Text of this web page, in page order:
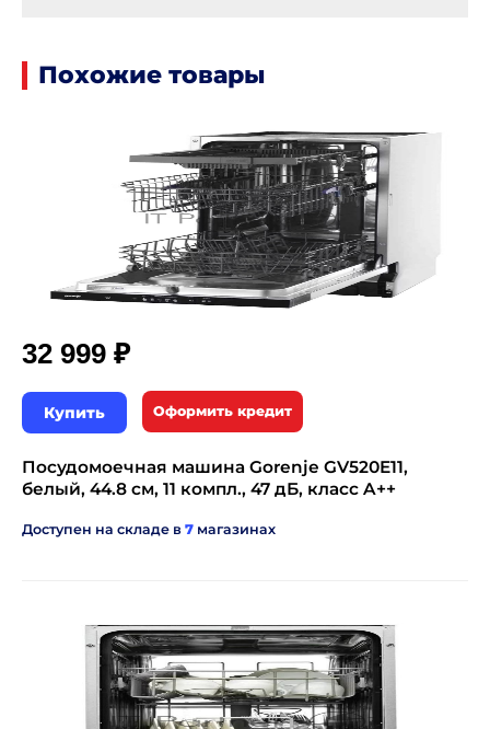
Похожие товары
32 999 ₽
Купить Оформить кредит
Посудомоечная машина Gorenje GV520E11,
белый, 44.8 см, 11 компл., 47 дБ, класс A++
Доступен на складе в 7 магазинах